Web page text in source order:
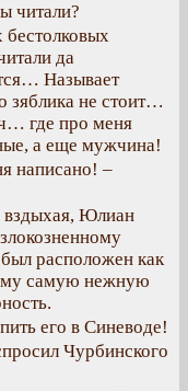
читали?
бестолковых
да
Называет
зяблика не стоит…
где про меня
а еще мужчина!
написано! –
вздыхая, Юлиан
расположен как
самую нежную
его в Синеводе!
Чурбинского